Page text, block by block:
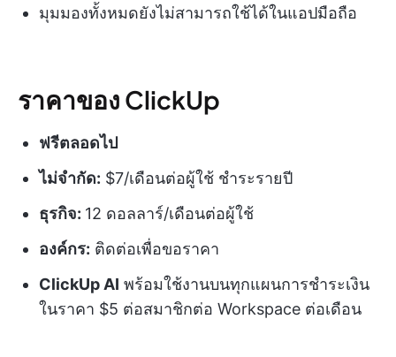
มุมมองทั้งหมดยังไม่สามารถใช้ได้ในแอปมือถือ
ราคาของ ClickUp
ฟรีตลอดไป
ไม่จำกัด: $7/เดือนต่อผู้ใช้ ชำระรายปี
ธุรกิจ: 12 ดอลลาร์/เดือนต่อผู้ใช้
องค์กร: ติดต่อเพื่อขอราคา
ClickUp AI พร้อมใช้งานบนทุกแผนการชำระเงิน
ในราคา $5 ต่อสมาชิกต่อ Workspace ต่อเดือน